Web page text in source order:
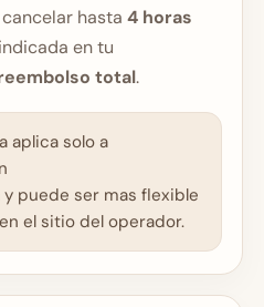
hasta 4 horas
en tu
total.
aplica solo a
y puede ser mas flexible
el sitio del operador.